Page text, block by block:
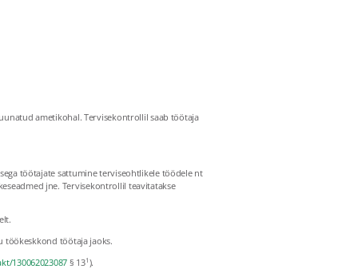
ametikohal. Tervisekontrollil saab töötaja
töötajate sattumine terviseohtlikele töödele nt
jne. Tervisekontrollil teavitatakse
töökeskkond töötaja jaoks.
130062023087 § 131).